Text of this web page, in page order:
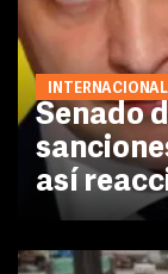
INTERNACIONAL
Senado
así